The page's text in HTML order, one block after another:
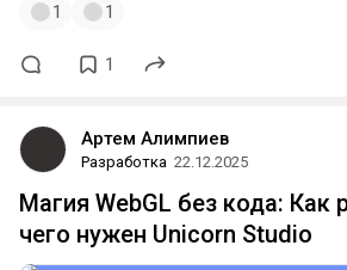
1 1
1
Артем Алимпиев
Разработка 22.12.2025
Магия WebGL без кода: Как
чего нужен Unicorn Studio